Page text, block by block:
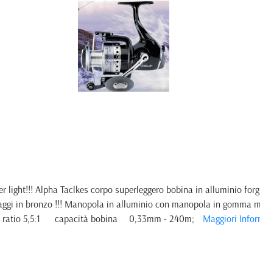
light!!! Alpha Taclkes corpo superleggero bobina in alluminio
in bronzo !!! Manopola in alluminio con manopola in gomma
ratio 5,5:1 capacità bobina 0,33mm - 240m; Maggiori